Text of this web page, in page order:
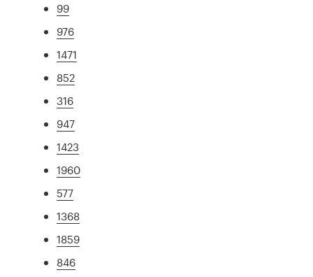
99
976
1471
852
316
947
1423
1960
577
1368
1859
846